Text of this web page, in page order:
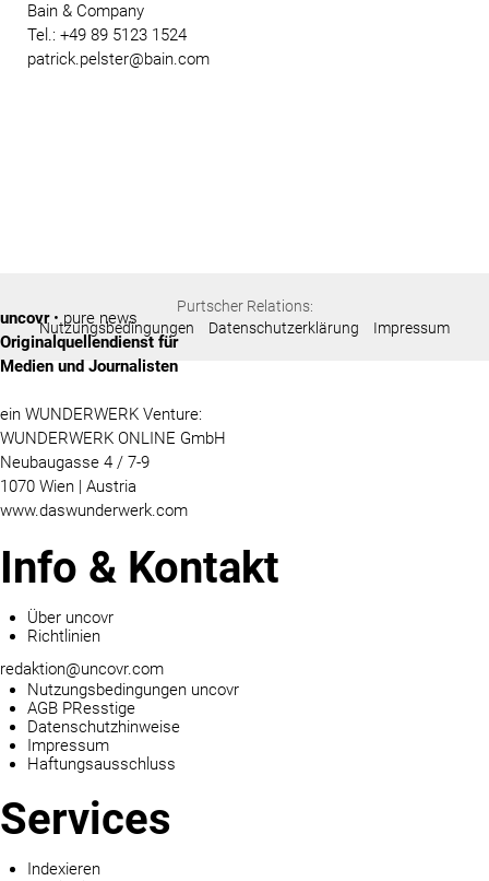
Bain & Company
Tel.: +49 89 5123 1524
patrick.pelster@bain.com
Purtscher Relations:
Nutzungsbedingungen
Datenschutzerklärung Impressum
uncovr• pure news
Originalquellendienst für
Medien und Journalisten
ein WUNDERWERK Venture:
WUNDERWERK ONLINE GmbH
Neubaugasse 4 / 7-9
1070 Wien | Austria
www.daswunderwerk.com
Info & Kontakt
Über uncovr
Richtlinien
redaktion@uncovr.com
Nutzungsbedingungen uncovr
AGB PResstige
Datenschutzhinweise
Impressum
Haftungsausschluss
Services
Indexieren